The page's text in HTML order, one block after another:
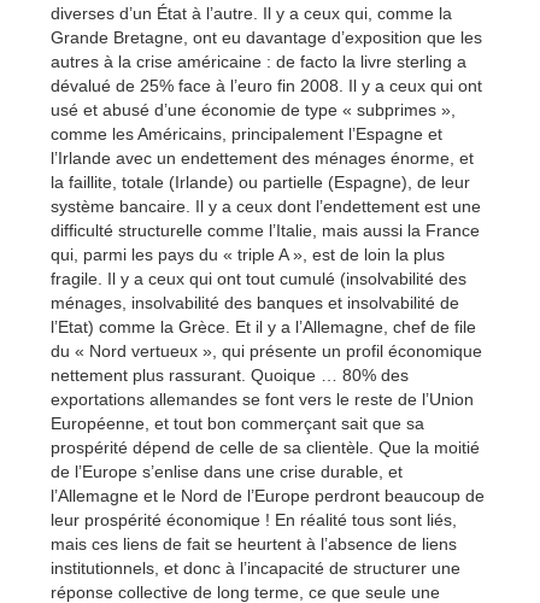
diverses d’un État à l’autre. Il y a ceux qui, comme la
Grande Bretagne, ont eu davantage d’exposition que les
autres à la crise américaine : de facto la livre sterling a
dévalué de 25% face à l’euro fin 2008. Il y a ceux qui ont
usé et abusé d’une économie de type « subprimes »,
comme les Américains, principalement l’Espagne et
l’Irlande avec un endettement des ménages énorme, et
la faillite, totale (Irlande) ou partielle (Espagne), de leur
système bancaire. Il y a ceux dont l’endettement est une
difficulté structurelle comme l’Italie, mais aussi la France
qui, parmi les pays du « triple A », est de loin la plus
fragile. Il y a ceux qui ont tout cumulé (insolvabilité des
ménages, insolvabilité des banques et insolvabilité de
l’Etat) comme la Grèce. Et il y a l’Allemagne, chef de file
du « Nord vertueux », qui présente un profil économique
nettement plus rassurant. Quoique … 80% des
exportations allemandes se font vers le reste de l’Union
Européenne, et tout bon commerçant sait que sa
prospérité dépend de celle de sa clientèle. Que la moitié
de l’Europe s’enlise dans une crise durable, et
l’Allemagne et le Nord de l’Europe perdront beaucoup de
leur prospérité économique ! En réalité tous sont liés,
mais ces liens de fait se heurtent à l’absence de liens
institutionnels, et donc à l’incapacité de structurer une
réponse collective de long terme, ce que seule une